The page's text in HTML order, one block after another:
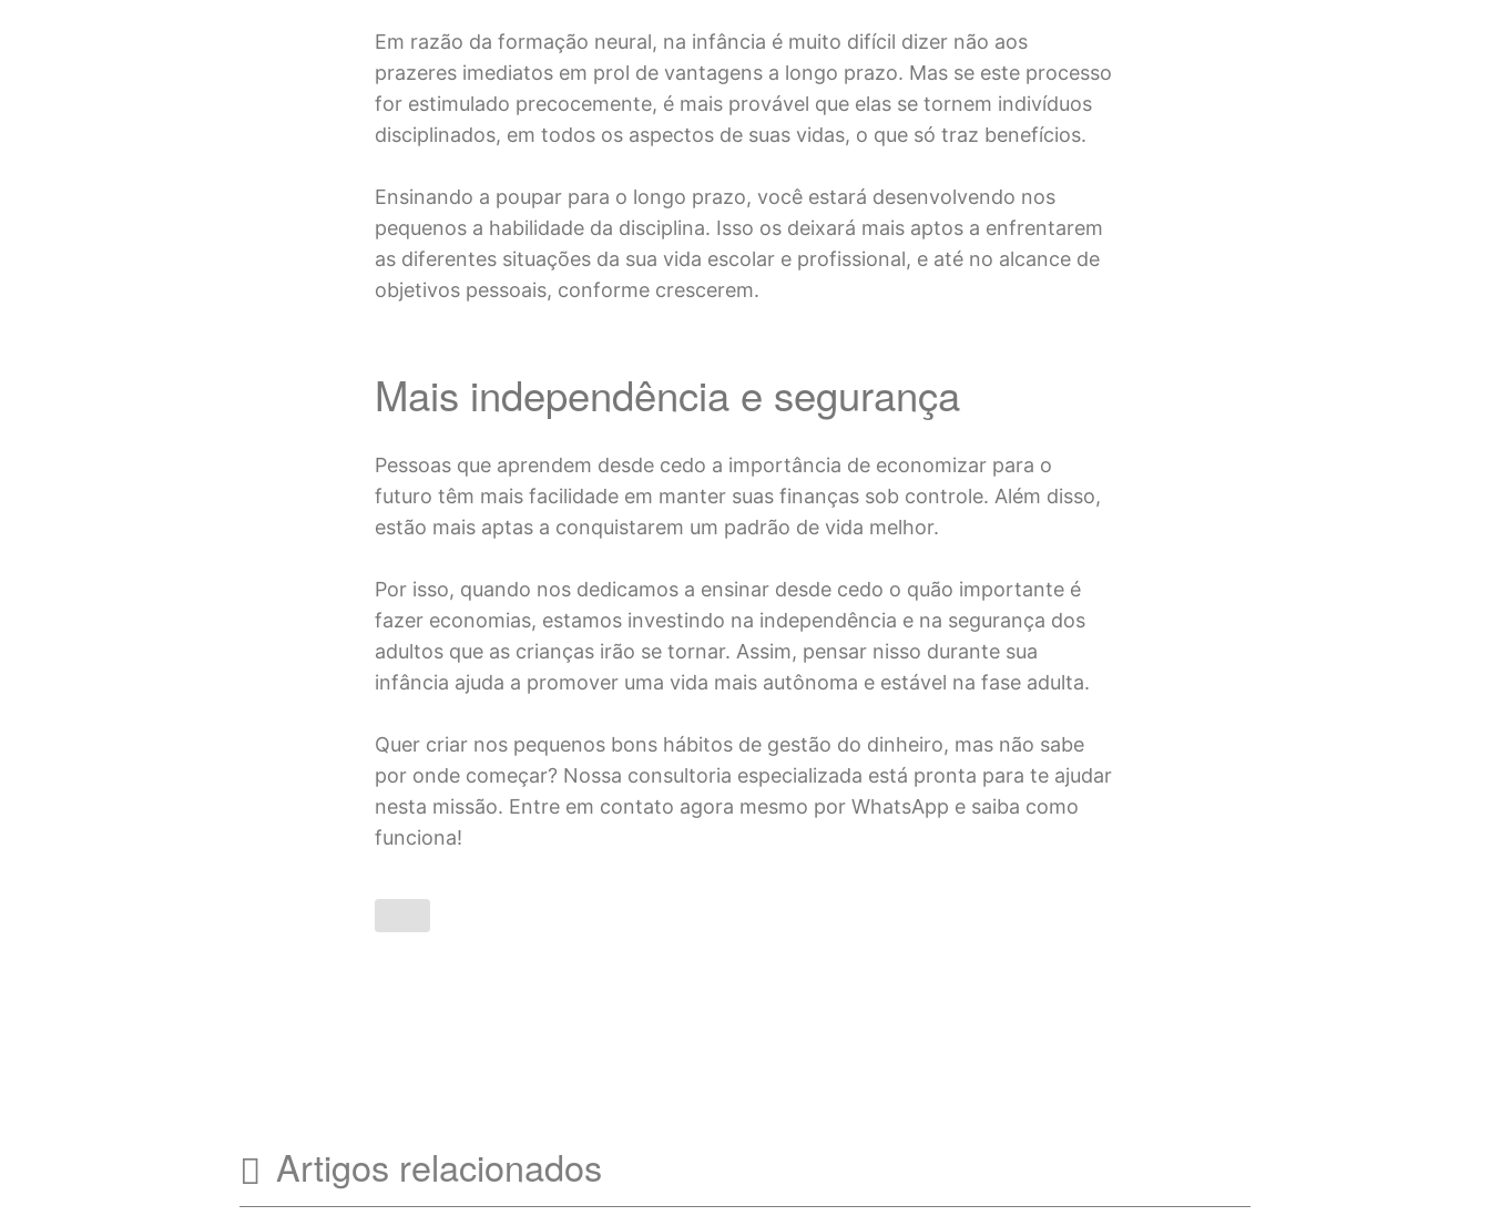
Em razão da formação neural, na infância é muito difícil dizer não aos
prazeres imediatos em prol de vantagens a longo prazo. Mas se este processo
for estimulado precocemente, é mais provável que elas se tornem indivíduos
disciplinados, em todos os aspectos de suas vidas, o que só traz benefícios.
Ensinando a poupar para o longo prazo, você estará desenvolvendo nos
pequenos a habilidade da disciplina. Isso os deixará mais aptos a enfrentarem
as diferentes situações da sua vida escolar e profissional, e até no alcance de
objetivos pessoais, conforme crescerem.
Mais independência e segurança
Pessoas que aprendem desde cedo a importância de economizar para o
futuro têm mais facilidade em manter suas finanças sob controle. Além disso,
estão mais aptas a conquistarem um padrão de vida melhor.
Por isso, quando nos dedicamos a ensinar desde cedo o quão importante é
fazer economias, estamos investindo na independência e na segurança dos
adultos que as crianças irão se tornar. Assim, pensar nisso durante sua
infância ajuda a promover uma vida mais autônoma e estável na fase adulta.
Quer criar nos pequenos bons hábitos de gestão do dinheiro, mas não sabe
por onde começar? Nossa consultoria especializada está pronta para te ajudar
nesta missão. Entre em contato agora mesmo por WhatsApp e saiba como
funciona!
Artigos relacionados